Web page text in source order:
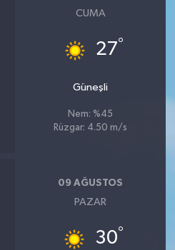
CUMA
27°
Güneşli
Nem: %45
Rüzgar: 4.50 m/s
09 AĞUSTOS
PAZAR
30°